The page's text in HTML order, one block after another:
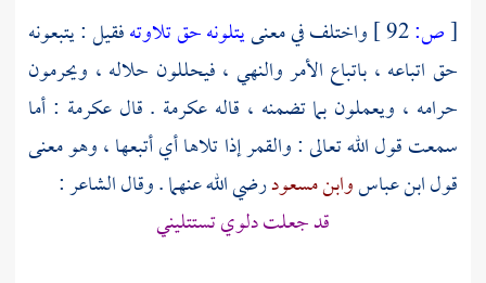
[ص: واختلف في معنىيتلونه حق تلاوتهفقيل : يتبعونه
حق اتباعه ، باتباع الأمر والنهي ، فيحللون حلاله ، ويحرمون
حرامه ، ويعملون بما تضمنه ، قاله عكرمة . قالعكرمة : أما
سمعت قول الله تعالى : والقمر إذا تلاها أي أتبعها ، وهو معنى
قولابن عباسوابن مسعودرضي الله عنهما . وقال الشاعر :
قد جعلت دلوي تستتليني